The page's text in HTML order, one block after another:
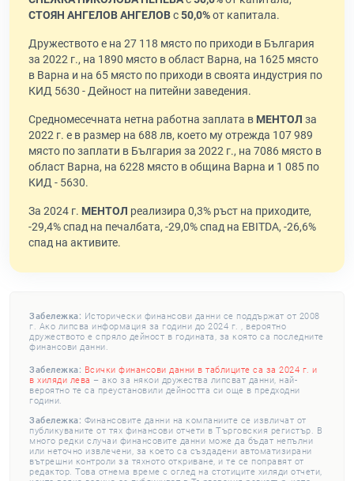
СТОЯН АНГЕЛОВ АНГЕЛОВс50,0%от капитала.
Дружеството е на 27 118 място по приходи в България
за 2022 г., на 1890 място в област Варна, на 1625 място
в Варна и на 65 място по приходи в своята индустрия по
КИД 5630 - Дейност на питейни заведения.
Средномесечната нетна работна заплата в МЕНТОЛ за
2022 г. е в размер на 688 лв, което му отрежда 107 989
място по заплати в България за 2022 г., на 7086 място в
област Варна, на 6228 място в община Варна и 1 085 по
КИД - 5630.
За 2024 г. МЕНТОЛ реализира 0,3% ръст на приходите,
-29,4% спад на печалбата, -29,0% спад на EBITDA, -26,6%
спад на активите.
Забележка: Исторически финансови данни се поддържат от 2008
г. Ако липсва информация за години до 2024 г. , вероятно
дружеството е спряло дейност в годината, за която са последните
финансови данни.
Забележка: Всички финансови данни в таблиците са за 2024 г. и
в хиляди лева – ако за някои дружества липсват данни, най-
вероятно те са преустановили дейността си още в предходни
години.
Забележка: Финансовите данни на компаниите се извличат от
публикуваните от тях финансови отчети в Търговския регистър. В
много редки случаи финансовите данни може да бъдат непълни
или неточно извлечени, за което са създадени автоматизирани
вътрешни контроли за тяхното откриване, и те се поправят от
редактор. Това отнема време с оглед на стотиците хиляди отчети,